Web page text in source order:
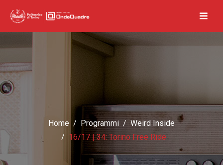
Home Programmi
Weird Inside
16/17 | 34: Torino Free Ride